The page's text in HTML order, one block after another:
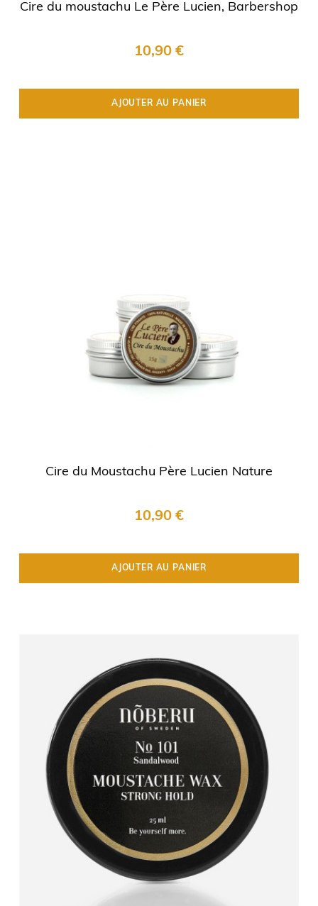
Cire du moustachu Le Père Lucien, Barbershop
10,90 €
AJOUTER AU PANIER
Cire du Moustachu Père Lucien Nature
10,90 €
AJOUTER AU PANIER